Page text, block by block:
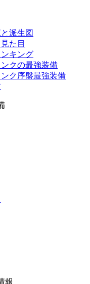
派生図
た目
キング
クの最強装備
ク序盤最強装備
報